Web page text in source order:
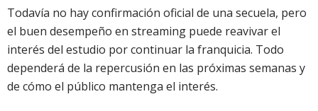
Todavía no hay confirmación oficial de una secuela, pero
el buen desempeño en streaming puede reavivar el
interés del estudio por continuar la franquicia. Todo
dependerá de la repercusión en las próximas semanas y
de cómo el público mantenga el interés.